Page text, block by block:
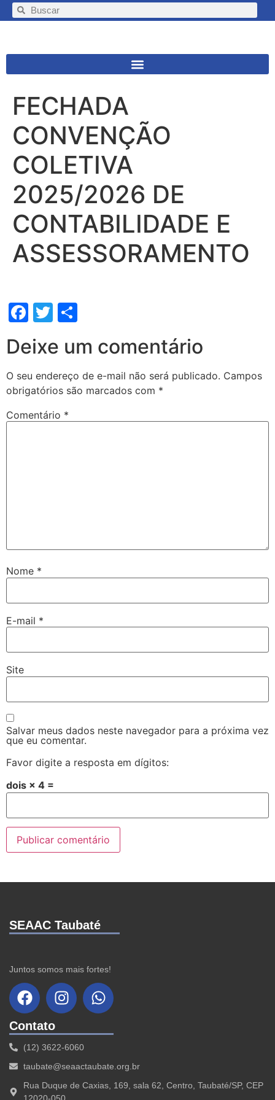
FECHADA
CONVENÇÃO
COLETIVA
2025/2026 DE
CONTABILIDADE E
ASSESSORAMENTO
Facebook
Twitter
Deixe um comentário
O seu endereço de e-mail não será publicado. Campos
obrigatórios são marcados com *
Comentário *
Nome *
E-mail *
Site
Salvar meus dados neste navegador para a próxima vez
que eu comentar.
Favor digite a resposta em dígitos:
dois × 4 =
SEAAC Taubaté
Juntos somos mais fortes!
Contato
(12) 3622-6060
taubate@seaactaubate.org.br
Rua Duque de Caxias, 169, sala 62, Centro, Taubaté/SP, CEP